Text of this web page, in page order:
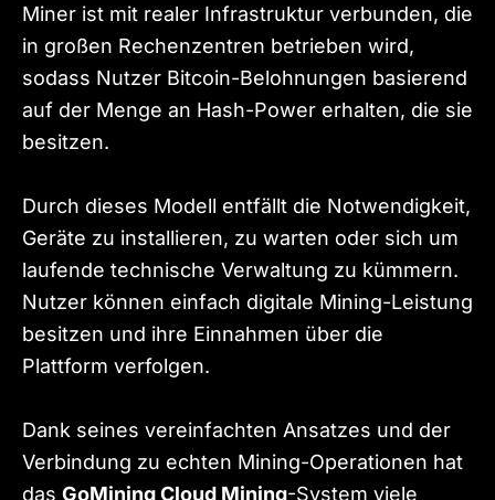
Miner ist mit realer Infrastruktur verbunden, die
in großen Rechenzentren betrieben wird,
sodass Nutzer Bitcoin-Belohnungen basierend
auf der Menge an Hash-Power erhalten, die sie
besitzen.
Durch dieses Modell entfällt die Notwendigkeit,
Geräte zu installieren, zu warten oder sich um
laufende technische Verwaltung zu kümmern.
Nutzer können einfach digitale Mining-Leistung
besitzen und ihre Einnahmen über die
Plattform verfolgen.
Dank seines vereinfachten Ansatzes und der
Verbindung zu echten Mining-Operationen hat
das GoMining Cloud Mining-System viele